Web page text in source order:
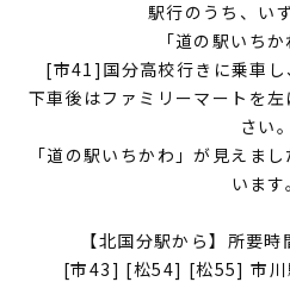
駅行のうち、い
「道の駅いち
[市41]国分高校行きに乗車
下車後はファミリーマートを
さい。
「道の駅いちかわ」が見えま
います
【北国分駅から】所要
[市43] [松54] [松55] 市川